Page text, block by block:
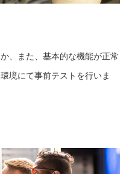
、また、基本的な機能が正常
境にて事前テストを行いま